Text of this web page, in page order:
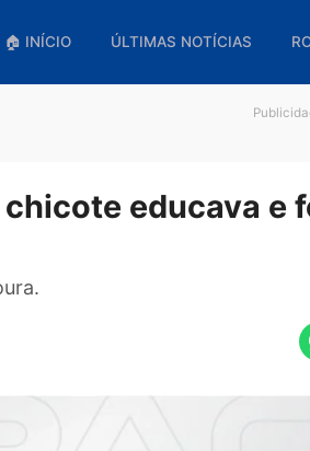
🏠 INÍCIO ÚLTIMAS
chicote